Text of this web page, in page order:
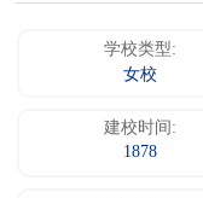
学校类型:
女校
建校时间:
1878